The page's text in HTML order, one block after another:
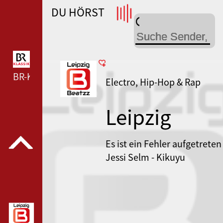
WDR 4 --- WDR 4 ---
BR-KLASSIK --- BR-KLASSIK ---
DU HÖRST
Electro, Hip-Hop & Rap
Leipzig
Beatzz
Es ist ein Fehler aufgetreten
Jessi Selm - Kikuyu